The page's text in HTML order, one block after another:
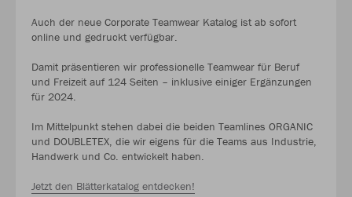
Auch der neue Corporate Teamwear Katalog ist ab sofort
online und gedruckt verfügbar.
Damit präsentieren wir professionelle Teamwear für Beruf
und Freizeit auf 124 Seiten – inklusive einiger Ergänzungen
für 2024.
Im Mittelpunkt stehen dabei die beiden Teamlines ORGANIC
und DOUBLETEX, die wir eigens für die Teams aus Industrie,
Handwerk und Co. entwickelt haben.
Jetzt den Blätterkatalog entdecken!